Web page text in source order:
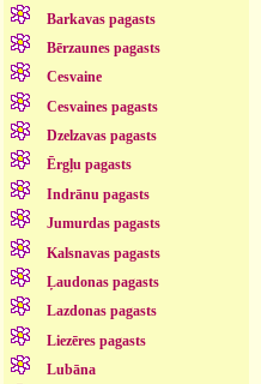
Barkavas pagasts
Bērzaunes pagasts
Cesvaine
Cesvaines pagasts
Dzelzavas pagasts
Ērgļu pagasts
Indrānu pagasts
Jumurdas pagasts
Kalsnavas pagasts
Ļaudonas pagasts
Lazdonas pagasts
Liezēres pagasts
Lubāna